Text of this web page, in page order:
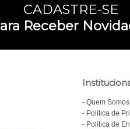
CADASTRE-SE
Receber
Quem Somos
Política de
Política de